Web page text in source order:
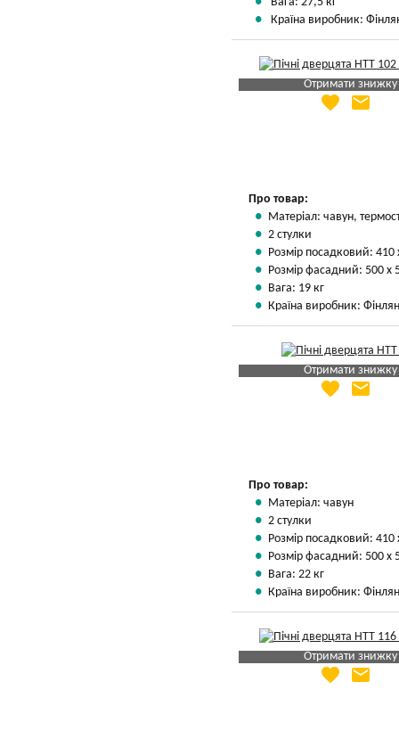
Країна виробник:
Отримати знижку
Яка Ваша ціна
favorite email
Про товар:
Матеріал: чавун,
2 стулки
Розмір посадковий:
Розмір фасадний: 500 х
Вага: 19 кг
Країна виробник:
Отримати знижку
Яка Ваша ціна
favorite email
Про товар:
Матеріал: чавун
2 стулки
Розмір посадковий:
Розмір фасадний: 500 х
Вага: 22 кг
Країна виробник:
Отримати знижку
Яка Ваша ціна
favorite email